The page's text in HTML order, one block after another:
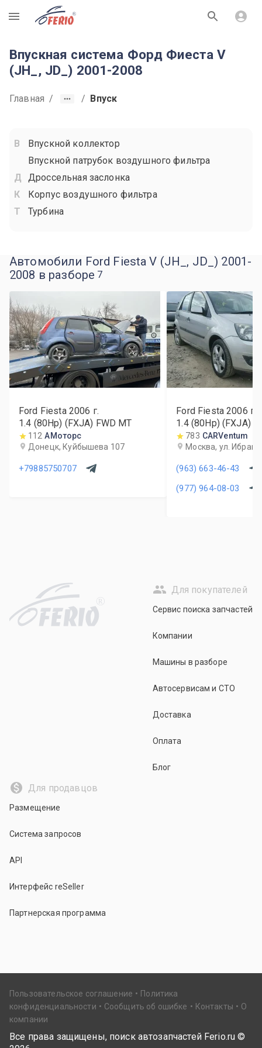
R
Впускная система Форд Фиеста V
(JH_, JD_) 2001-2008
Главная / / Впуск
Впускной коллектор
Впускной патрубок воздушного фильтра
Дроссельная заслонка
Корпус воздушного фильтра
Турбина
Автомобили Ford Fiesta V (JH_, JD_) 2001-
2008 в разборе 7
Ford Fiesta 2006 г.
1.4 (80Hp) (FXJA) FWD MT
112 АМоторс
Донецк, Куйбышева 107
+79885750707
Ford Fiesta 2006 г.
1.4 (80Hp) (FXJA)
783 CARVentum
Москва, ул.
(963) 663-46-43
(977) 964-08-03
R
Для покупателей
Сервис поиска запчастей
Компании
Машины в разборе
Автосервисам и СТО
Доставка
Оплата
Блог
Для продавцов
Размещение
Система запросов
API
Интерфейс reSeller
Партнерская программа
Пользовательское соглашение
Политика
конфиденциальности
Сообщить об ошибке Контакты
О
компании
Все права защищены, поиск автозапчастей Ferio.ru ©